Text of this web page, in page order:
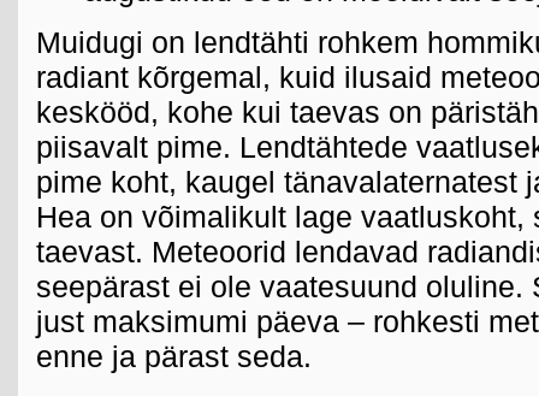
Muidugi on lendtähti rohkem
radiant kõrgemal, kuid ilusaid
keskööd, kohe kui taevas on
piisavalt pime. Lendtähtede
pime koht, kaugel tänavalaternatest
Hea on võimalikult lage vaatluskoht,
taevast. Meteoorid lendavad
seepärast ei ole vaatesuund oluline.
just maksimumi päeva – rohkesti
enne ja pärast seda.